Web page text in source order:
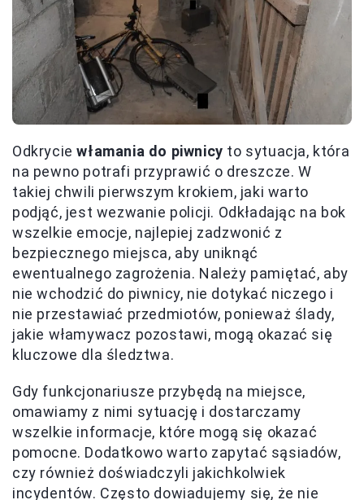
Odkryciewłamania do piwnicy to sytuacja, która
na pewno potrafi przyprawić o dreszcze. W
takiej chwili pierwszym krokiem, jaki warto
podjąć, jest wezwanie policji. Odkładając na bok
wszelkie emocje, najlepiej zadzwonić z
bezpiecznego miejsca, aby uniknąć
ewentualnego zagrożenia. Należy pamiętać, aby
nie wchodzić do piwnicy, nie dotykać niczego i
nie przestawiać przedmiotów, ponieważ ślady,
jakie włamywacz pozostawi, mogą okazać się
kluczowe dla śledztwa.
Gdy funkcjonariusze przybędą na miejsce,
omawiamy z nimi sytuację i dostarczamy
wszelkie informacje, które mogą się okazać
pomocne. Dodatkowo warto zapytać sąsiadów,
czy również doświadczyli jakichkolwiek
incydentów. Często dowiadujemy się, że nie